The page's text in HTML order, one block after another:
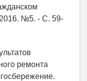
2016. №5. - С. 59-
ремонта